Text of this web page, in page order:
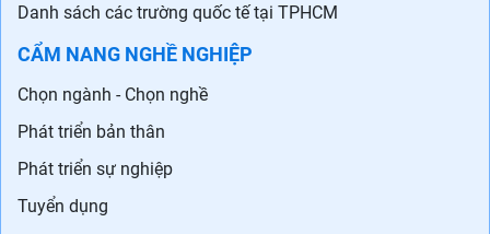
Danh sách các trường quốc tế tại TPHCM
CẨM NANG NGHỀ NGHIỆP
Chọn ngành - Chọn nghề
Phát triển bản thân
Phát triển sự nghiệp
Tuyển dụng